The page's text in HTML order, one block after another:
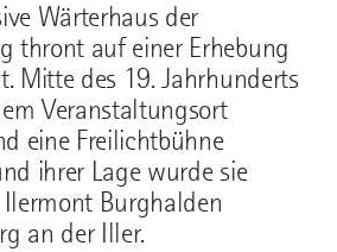
Wärterhaus der
thront auf einer Erhebung
Mitte des 19. Jahrhunderts
Veranstaltungsort
eine Freilichtbühne
ihrer Lage wurde sie
Burghalden
an der Iller.